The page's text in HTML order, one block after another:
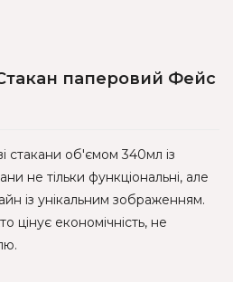
паперовий Фейс
стакани об'ємом 340мл із
не тільки функціональні, але
із унікальним зображенням.
цінує економічність, не